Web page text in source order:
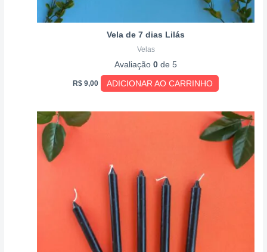
Vela de 7 dias Lilás
Velas
Avaliação0 de 5
R$9,00 ADICIONAR AO CARRINHO